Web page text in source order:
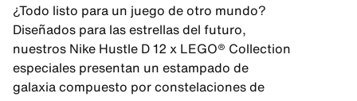
¿Todo listo para un juego de otro mundo?
Diseñados para las estrellas del futuro,
nuestros Nike Hustle D 12 x LEGO® Collection
especiales presentan un estampado de
galaxia compuesto por constelaciones de